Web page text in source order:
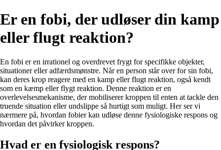
Er en fobi, der udløser din kamp
eller flugt reaktion?
En fobi er en irrationel og overdrevet frygt for specifikke objekter,
situationer eller adfærdsmønstre. Når en person står over for sin fobi,
kan deres krop reagere med en kamp eller flugt reaktion, også kendt
som en kæmp eller flygt reaktion. Denne reaktion er en
overlevelsesmekanisme, der mobiliserer kroppen til enten at tackle den
truende situation eller undslippe så hurtigt som muligt. Her ser vi
nærmere på, hvordan fobier kan udløse denne fysiologiske respons og
hvordan det påvirker kroppen.
Hvad er en fysiologisk respons?